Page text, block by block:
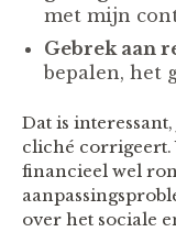
met mijn
Gebrek aan
bepalen, het
Dat is
cliché corrigeert.
financieel wel
over het sociale